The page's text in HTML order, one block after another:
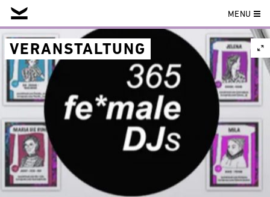
Skip
to
content
MENU
VERANSTALTUNG